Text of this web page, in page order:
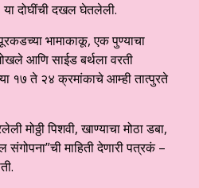
या दोघींची दखल घेतलेली.
भामाकाकू, एक पुण्याचा
आणि साईड बर्थला वरती
१७ ते २४ क्रमांकाचे आम्ही तात्पुरते
मोठ्ठी पिशवी, खाण्याचा मोठा डबा,
संगोपना”ची माहिती देणारी पत्रकं –